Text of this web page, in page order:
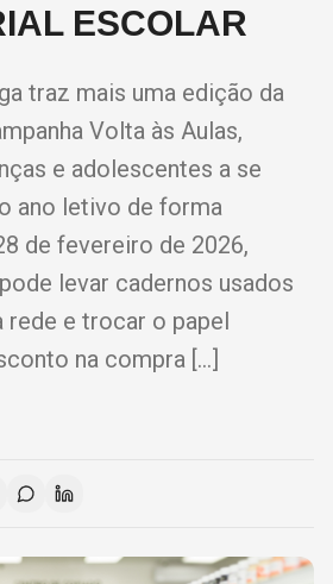
ESCOLAR
traz mais uma edição da
Volta às Aulas,
e adolescentes a se
ano letivo de forma
de fevereiro de 2026,
levar cadernos usados
rede e trocar o papel
na compra […]